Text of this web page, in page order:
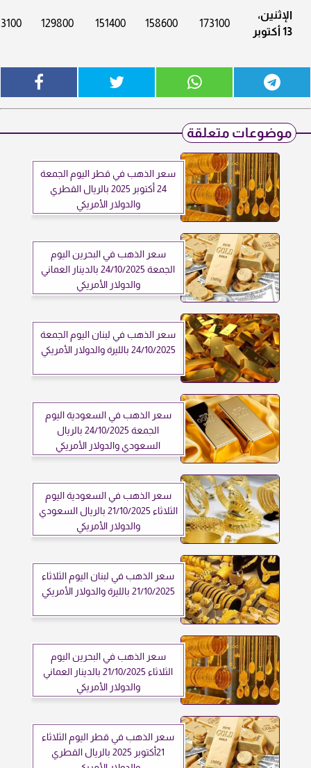
الإثنين،
13 أكتوبر
173100
158600
151400
129800
موضوعات متعلقة
سعر الذهب في قطر اليوم الجمعة
24 أكتوبر 2025 بالريال القطري
والدولار الأمريكي
سعر الذهب في البحرين اليوم
الجمعة 24/10/2025 بالدينار العماني
والدولار الأمريكي
سعر الذهب في لبنان اليوم الجمعة
24/10/2025 بالليرة والدولار الأمريكي
سعر الذهب في السعودية اليوم
الجمعة 24/10/2025 بالريال
السعودي والدولار الأمريكي
سعر الذهب في السعودية اليوم
الثلاثاء 21/10/2025 بالريال السعودي
والدولار الأمريكي
سعر الذهب في لبنان اليوم الثلاثاء
21/10/2025 بالليرة والدولار الأمريكي
سعر الذهب في البحرين اليوم
الثلاثاء 21/10/2025 بالدينار العماني
والدولار الأمريكي
سعر الذهب في قطر اليوم الثلاثاء
21أكتوبر 2025 بالريال القطري